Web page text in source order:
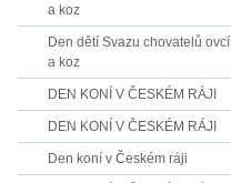
a koz
Den dětí Svazu chovatelů ovcí
a koz
DEN KONÍ V ČESKÉM RÁJI
DEN KONÍ V ČESKÉM RÁJI
Den koní v Českém ráji